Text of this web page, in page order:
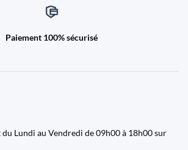
Paiement 100% sécurisé
Lundi au Vendredi de 09h00 à 18h00 sur